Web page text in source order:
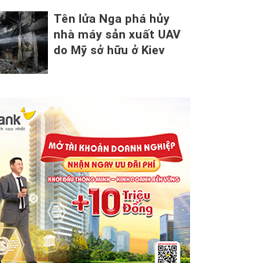
Tên lửa Nga phá hủy
nhà máy sản xuất UAV
do Mỹ sở hữu ở Kiev